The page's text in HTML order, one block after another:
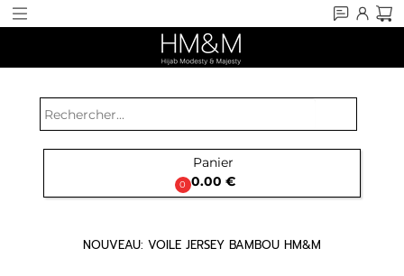
0
Panier
0.00 €
NOUVEAU: VOILE JERSEY BAMBOU HM&M